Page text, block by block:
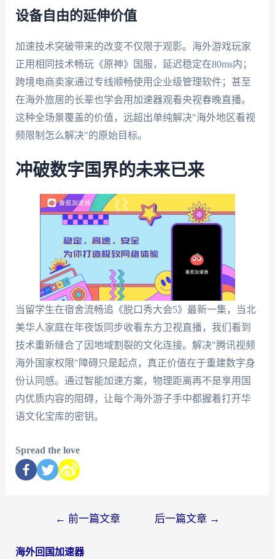
设备自由的延伸价值
加速技术突破带来的改变不仅限于观影。海外游戏玩家
正用相同技术畅玩《原神》国服，延迟稳定在80ms内；
跨境电商卖家通过专线顺畅使用企业级管理软件；甚至
在海外旅居的长辈也学会用加速器观看央视春晚直播。
这种全场景覆盖的价值，远超出单纯解决"海外地区看视
频限制怎么解决"的原始目标。
冲破数字国界的未来已来
当留学生在宿舍流畅追《脱口秀大会5》最新一集，当北
美华人家庭在年夜饭同步收看东方卫视直播，我们看到
技术重新缝合了因地域割裂的文化连接。解决"腾讯视频
海外国家权限"障碍只是起点，真正价值在于重建数字身
份认同感。通过智能加速方案，物理距离再不是享用国
内优质内容的阻碍，让每个海外游子手中都握着打开华
语文化宝库的密钥。
Spread the love
← 前一篇文章 后一篇文章 →
海外回国加速器